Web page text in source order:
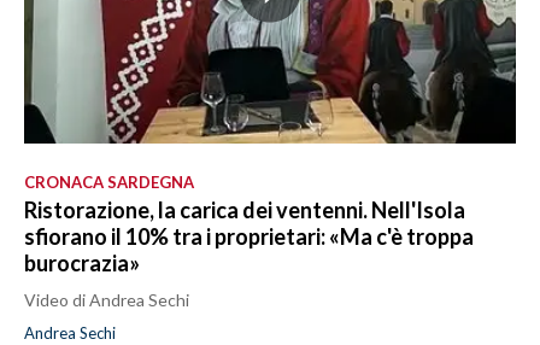
CRONACA SARDEGNA
Ristorazione, la carica dei ventenni. Nell'Isola
sfiorano il 10% tra i proprietari: «Ma c'è troppa
burocrazia»
Video di Andrea Sechi
Andrea Sechi